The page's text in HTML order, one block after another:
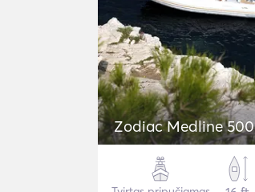
Zodiac Medline 500